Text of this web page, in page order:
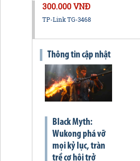
300.000 VNĐ
TP-Link TG-3468
Thông tin cập nhật
Black Myth:
Wukong phá vỡ
mọi kỷ lục, tràn
trề cơ hội trở